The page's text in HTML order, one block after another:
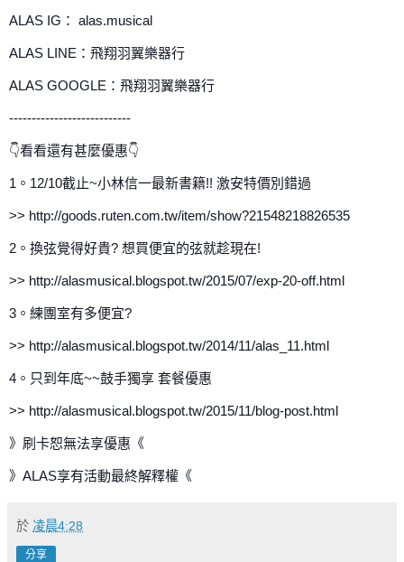
ALAS IG： alas.musical
ALAS LINE：飛翔羽翼樂器行
ALAS GOOGLE：飛翔羽翼樂器行
---------------------------
👇看看還有甚麼優惠👇
1。12/10截止~小林信一最新書籍!! 激安特價別錯過
>> http://goods.ruten.com.tw/item/show?21548218826535
2。換弦覺得好貴? 想買便宜的弦就趁現在!
>> http://alasmusical.blogspot.tw/2015/07/exp-20-off.html
3。練團室有多便宜?
>> http://alasmusical.blogspot.tw/2014/11/alas_11.html
4。只到年底~~鼓手獨享 套餐優惠
>> http://alasmusical.blogspot.tw/2015/11/blog-post.html
》刷卡恕無法享優惠《
》ALAS享有活動最終解釋權《
於 凌晨4:28
分享